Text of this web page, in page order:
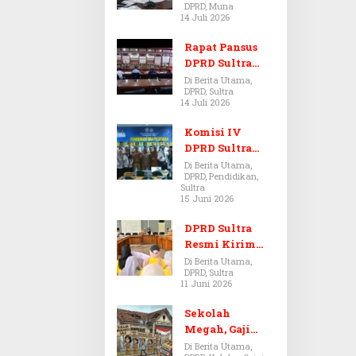
Dugaan Jual
Beli Tanah
Bermasalah di
Muna
DPRD, Muna
14 Juli 2026
Rapat Pansus
DPRD Sultra
Diskors Dua
Kali Akibat
Ketidakhadira
n Pj Sekda
Di Berita Utama,
DPRD, Sultra
14 Juli 2026
Komisi IV
DPRD Sultra
Kawal Hak
Guru,
Rencanakan
Pendidikan
Di Berita Utama,
DPRD, Pendidikan,
Sultra
15 Juni 2026
DPRD Sultra
Resmi Kirim
Aspirasi Tolak
Peraturan
BPOM No. 5
Tahun 2026 ke
Komisi IX DPR
Di Berita Utama,
DPRD, Sultra
11 Juni 2026
Sekolah
Megah, Gaji
Guru Berdarah-
Di Berita Utama,